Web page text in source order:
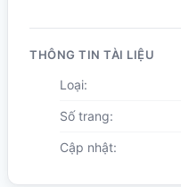
THÔNG TIN TÀI LIỆU
Loại:
Số trang:
Cập nhật: